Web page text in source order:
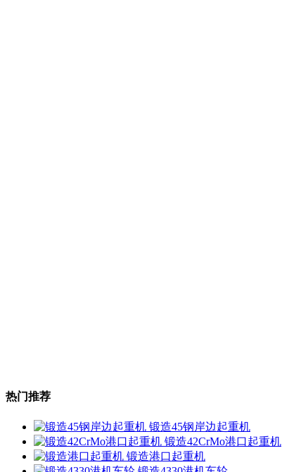
热门推荐
锻造45钢岸边起重机
锻造42CrMo港口起重机
锻造港口起重机